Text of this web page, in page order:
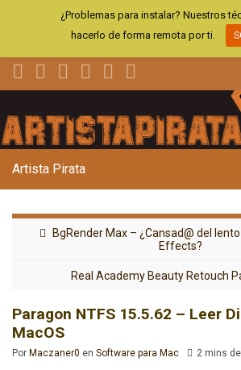
Artista Pirata
BgRender Max – ¿Cansad@ del
Effects?
Real Academy Beauty Retouch
Paragon NTFS 15.5.62 – Leer
MacOS
Por Maczaner0 en Software para Mac 2 mins
¿Problemas para instalar? Nuestros
hacerlo de forma remota por ti.